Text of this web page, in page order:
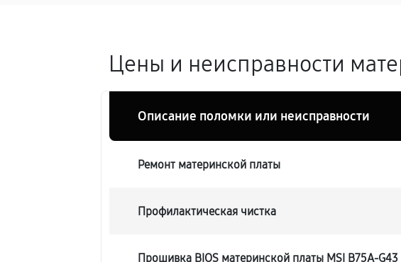
Цены и неисправности
Описание поломки или неисправности
Ремонт материнской платы
Профилактическая чистка
Прошивка BIOS материнской платы MSI B75A-G43